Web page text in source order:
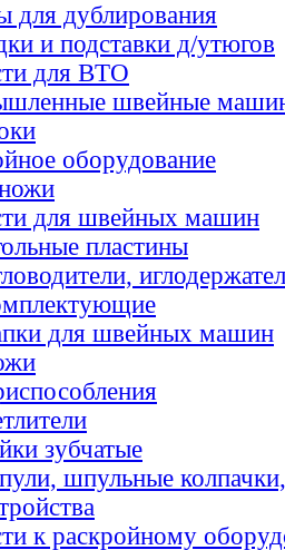
для дублирования
и подставки д/утюгов
для ВТО
швейные
оборудование
для швейных машин
пластины
для швейных машин
зубчатые
шпульные
к раскройному